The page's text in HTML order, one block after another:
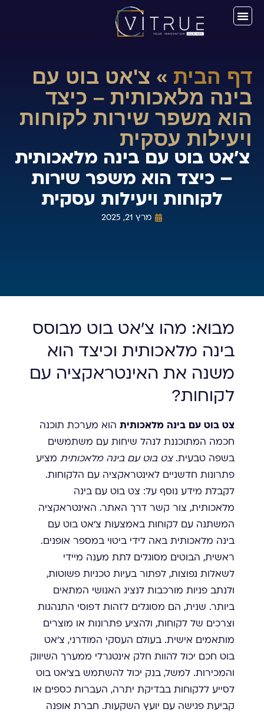
דף הבית » צ'אט בוט עם
בינה מלאכותית – כיצד
הוא משפר שירות לקוחות
ויעילות עסקית
צ'אט בוט עם בינה מלאכותית
– כיצד הוא משפר שירות
לקוחות ויעילות עסקית
מרץ 21, 2025
מבוא: מהו צ'אט בוט מבוסס
בינה מלאכותית וכיצד הוא
משנה את האינטראקציה עם
לקוחות?
צט בוט עם בינה מלאכותית הוא מערכת תוכנה
חכמה המתוכננת לנהל שיחות עם משתמשים
בשפה טבעית.צט בוט עם בינה מלאכותית מציע
פתרונות חדשניים לאינטראקציה עם הלקוחות.
לקבלת מידע נוסף על: צט בוט עם בינה
מלאכותית, צור קשר דרך האתר. האינטראקציה
המשתנה עם לקוחות באמצעות צ'אט בוט עם
בינה מלאכותית באה לידי ביטוי במספר אופנים.
ראשית, הבוטים מסוגלים לתת מענה מיידי
לשאלות נפוצות, לפתור בעיות טכניות פשוטות,
ולנתב פניות מורכבות לנציג האנושי המתאים
ביותר. שנית, הם מסוגלים לזהות דפוסי התנהגות
וצרכים של לקוחות, ולהציע פתרונות או מוצרים
מותאמים אישית. בעולם העסקי המודרני, צ'אט
בוט חכם יכול להוות חלק אינטגרלי ממערך השיווק
והמכירות. למשל, בנק יכול להשתמש בצ'אט בוט
לסייע ללקוחות בבדיקת יתרה, העברות כספים או
קביעת פגישה עם יועץ השקעות. חברת אופנה